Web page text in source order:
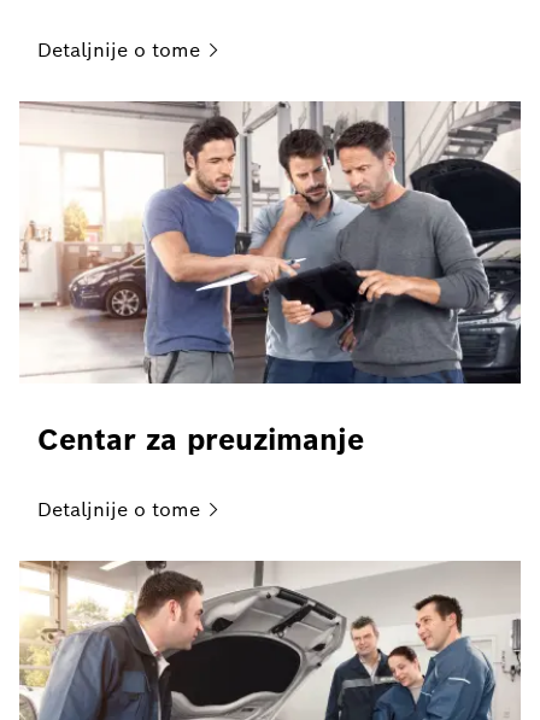
Detaljnije o tome
Centar za preuzimanje
Detaljnije o tome